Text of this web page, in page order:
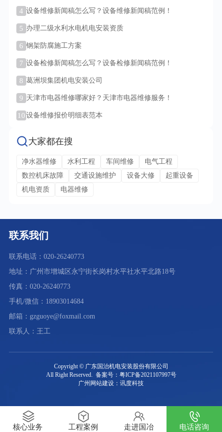
4 设备维修新闻稿怎么写？设备维修新闻稿范例！
5 办理二级水利水电机电安装资质
6 钢架防腐施工方案
7 设备检修新闻稿怎么写？设备检修新闻稿范例！
8 葛洲坝集团机电安装公司
9 天津市电器维修哪家好？天津市电器维修服务！
10 设备维修报价明细表范本
大家都在搜
净水器维修 水利工程 车间维修
电气工程
数控机床故障
交通设施维护 设备大修
起重设备
机电资质
电器维修
联系我们
联系电话：020-26240773
地址：广州市增城区永宁街长岗村水平社水平北路18号
传真：020-26240773
手机/微信：18903014684
邮箱：gzguoye@foxmail.com
联系人：王工
Copyright © 广东国治机电安装股份有限公司
All Right Reserved. 备案号：粤ICP备2021107997号
广州网站建设：讯度科技
核心业务 工程案例 走进国冶 电话咨询